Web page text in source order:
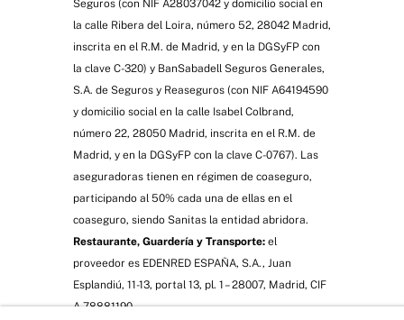
Seguros (con NIF A28037042 y domicilio social en
la calle Ribera del Loira, número 52, 28042 Madrid,
inscrita en el R.M. de Madrid, y en la DGSyFP con
la clave C-320) y BanSabadell Seguros Generales,
S.A. de Seguros y Reaseguros (con NIF A64194590
y domicilio social en la calle Isabel Colbrand,
número 22, 28050 Madrid, inscrita en el R.M. de
Madrid, y en la DGSyFP con la clave C-0767). Las
aseguradoras tienen en régimen de coaseguro,
participando al 50% cada una de ellas en el
coaseguro, siendo Sanitas la entidad abridora.
Restaurante, Guardería y Transporte:el
proveedor es EDENRED ESPAÑA, S.A., Juan
Esplandiú, 11-13, portal 13, pl. 1 – 28007, Madrid, CIF
A-78881190.